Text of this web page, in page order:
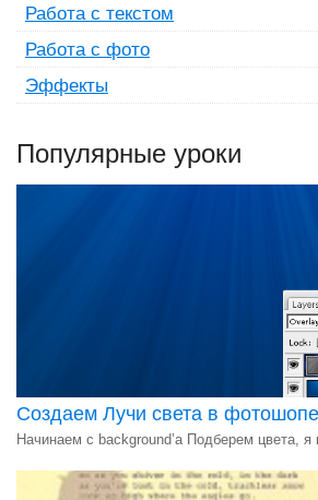
Работа с текстом
Работа с фото
Эффекты
Популярные уроки
Создаем Лучи света в фотошопе
Начинаем с background’а Подберем цвета,